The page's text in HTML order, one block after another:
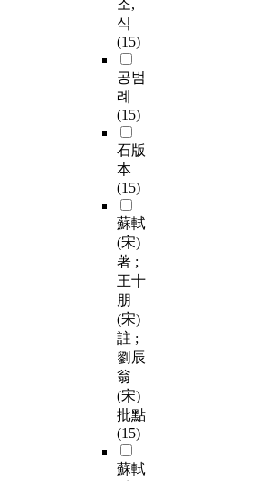
소,
식
(15)
공범
례
(15)
石版
本
(15)
蘇軾
(宋)
著 ;
王十
朋
(宋)
註 ;
劉辰
翁
(宋)
批點
(15)
蘇軾